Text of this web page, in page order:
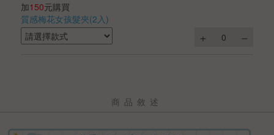
加150元購買
質感梅花女孩髮夾(2入)
商品敘述